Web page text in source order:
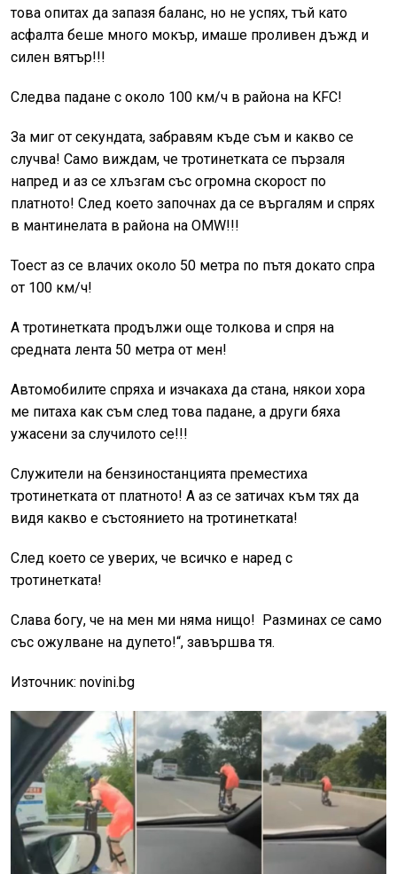
това опитах да запазя баланс, но не успях, тъй като
асфалта беше много мокър, имаше проливен дъжд и
силен вятър!!!
Следва падане с около 100 км/ч в района на KFC!
За миг от секундата, забравям къде съм и какво се
случва! Само виждам, че тротинетката се пързаля
напред и аз се хлъзгам със огромна скорост по
платното! След което започнах да се въргалям и спрях
в мантинелата в района на OMW!!!
Тоест аз се влачих около 50 метра по пътя докато спра
от 100 км/ч!
А тротинетката продължи още толкова и спря на
средната лента 50 метра от мен!
Автомобилите спряха и изчакаха да стана, някои хора
ме питаха как съм след това падане, а други бяха
ужасени за случилото се!!!
Служители на бензиностанцията преместиха
тротинетката от платното! А аз се затичах към тях да
видя какво е състоянието на тротинетката!
След което се уверих, че всичко е наред с
тротинетката!
Слава богу, че на мен ми няма нищо! Разминах се само
със ожулване на дупето!“, завършва тя.
Източник: novini.bg